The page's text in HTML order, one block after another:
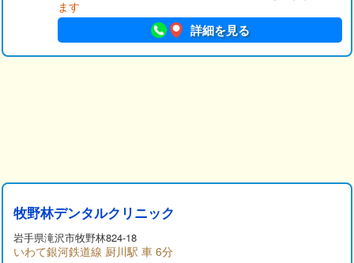
ます
詳細を見る
牧野林デンタルクリニック
岩手県滝沢市牧野林824-18
いわて銀河鉄道線 厨川駅 車 6分